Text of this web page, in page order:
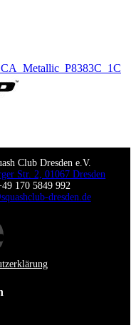
Club Dresden e.V.
Str. 2, 01067 Dresden
170 5849 992
dresden.de